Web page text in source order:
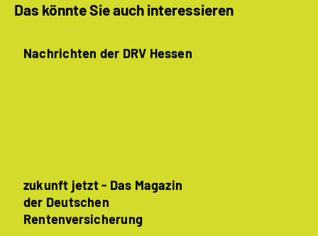
Das könnte Sie auch interessieren
Nachrichten der DRV Hessen
zukunft jetzt - Das Magazin
der Deutschen
Rentenversicherung